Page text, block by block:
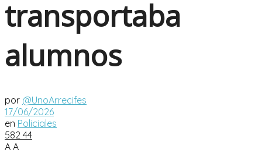
transportaba
alumnos
por @UnoArrecifes
17/06/2026
en Policiales
582 44
A A